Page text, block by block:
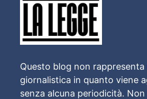
Questo blog non
giornalistica in quanto viene
senza alcuna periodicità.